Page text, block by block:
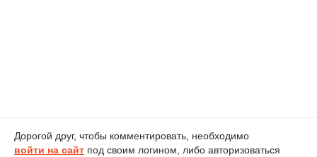
Дорогой друг, чтобы комментировать, необходимо
войти на сайт под своим логином, либо авторизоваться